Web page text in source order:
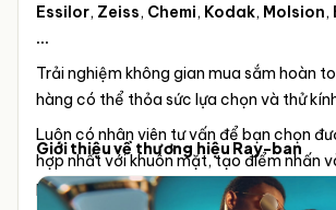
Essilor, Zeiss, Chemi, Kodak, Molsion,
...
Trải nghiệm không gian mua sắm hoàn
hàng có thể thỏa sức lựa chọn và thử
Luôn có nhân viên tư vấn để bạn chọn
hợp nhất với khuôn mặt, tạo điểm nhấn
phong cách
Giới thiệu về thương hiệu Ray-ban